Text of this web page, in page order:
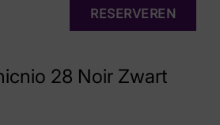
28 Noir Zwart
RESERVEREN